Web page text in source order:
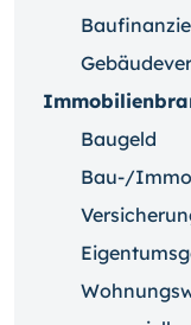
Baugeld
Bau-/